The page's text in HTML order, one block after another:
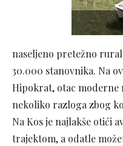
naseljeno pretežno
30.000 stanovnika. Na
Hipokrat, otac moderne
nekoliko razloga zbog
Na Kos je najlakše otići
trajektom, a odatle